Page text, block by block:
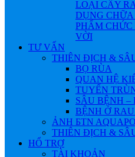
LOẠI CÂY
DỤNG
PHẨM
VỜI
TƯ VẤN
THIÊN ĐỊCH &
BỌ RÙA
QUAN HỆ
TUYẾN
SÂU BỆNH –
BỆNH Ở
ẢNH БTN
THIÊN ĐỊCH &
HỔ TRỢ
TÀI KHOẢN